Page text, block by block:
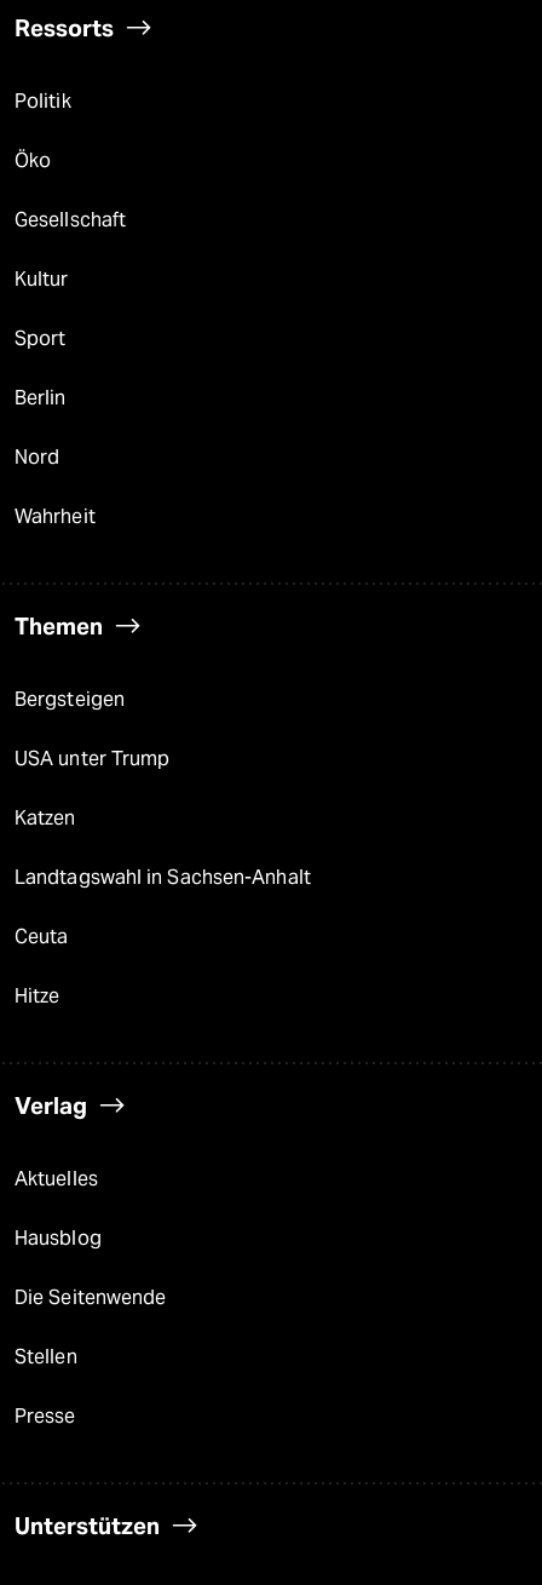
Ressorts
Politik
Öko
Gesellschaft
Kultur
Sport
Berlin
Nord
Wahrheit
Themen
Bergsteigen
USA unter Trump
Katzen
Landtagswahl in Sachsen-Anhalt
Ceuta
Hitze
Verlag
Aktuelles
Hausblog
Die Seitenwende
Stellen
Presse
Unterstützen